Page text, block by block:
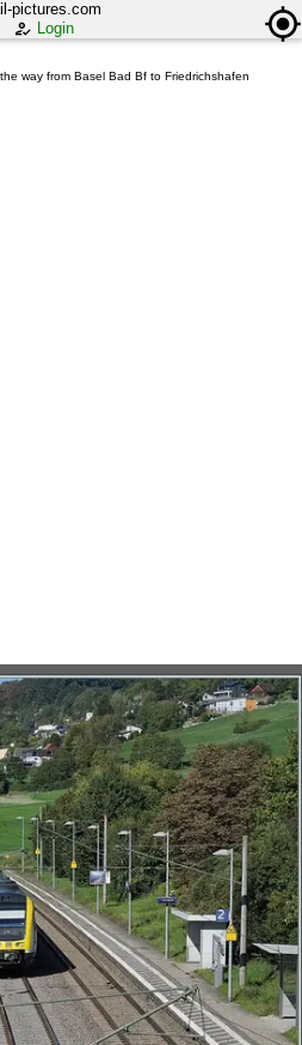
pictures.com
Login
way from Basel Bad Bf to Friedrichshafen